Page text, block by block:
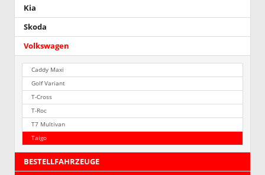
„Misano“
wird.
bitten
Kia
Skoda
Volkswagen
Caddy Maxi
Golf Variant
T-Cross
T-Roc
T7 Multivan
Taigo
BESTELLFAHRZEUGE